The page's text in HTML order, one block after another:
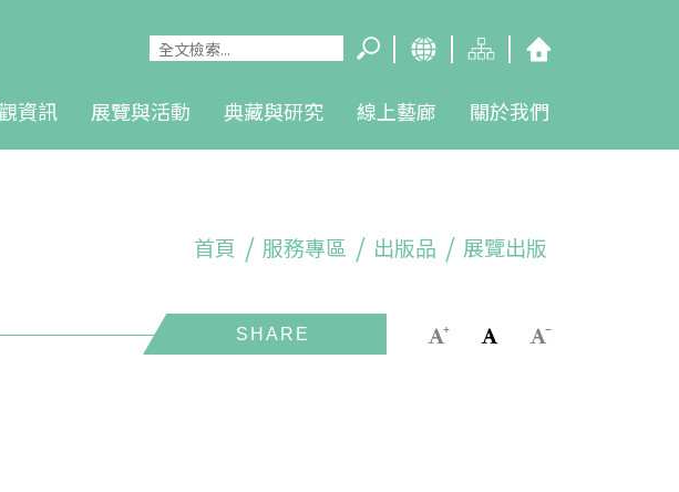
資訊 展覽與活動 典藏與研究 線上藝廊 關於我們
首頁 服務專區 出版品 展覽出版